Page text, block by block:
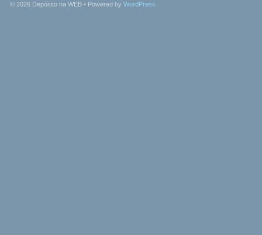
© 2026 Depósito na WEB • Powered by WordPress